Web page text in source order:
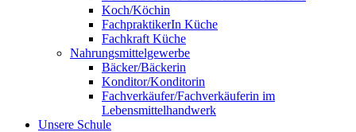
Koch/Köchin
FachpraktikerIn Küche
Fachkraft Küche
Nahrungsmittelgewerbe
Bäcker/Bäckerin
Konditor/Konditorin
Fachverkäufer/Fachverkäuferin im
Lebensmittelhandwerk
Unsere Schule